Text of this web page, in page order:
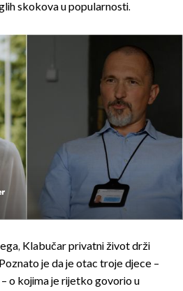
skokova u popularnosti.
Klabučar privatni život drži
je da je otac troje djece –
o kojima je rijetko govorio u